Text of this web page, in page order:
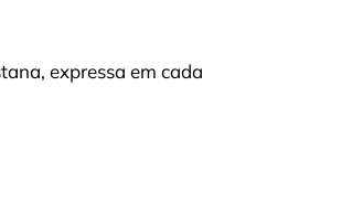
expressa em cada